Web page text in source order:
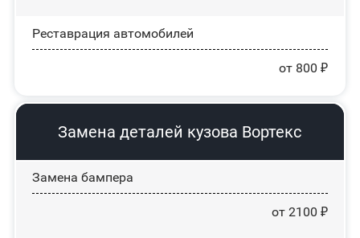
Реставрация автомобилей
от 800 ₽
Замена деталей кузова Вортекс
Замена бампера
от 2100 ₽